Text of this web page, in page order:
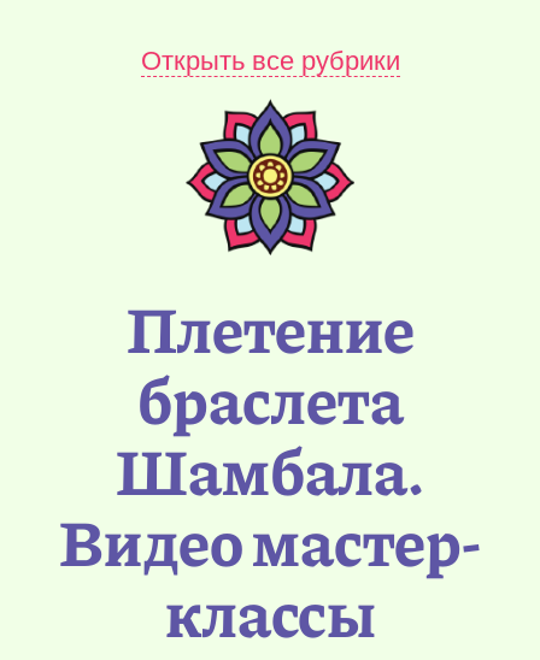
Открыть все рубрики
Плетение
браслета
Шамбала.
Видео мастер-
классы